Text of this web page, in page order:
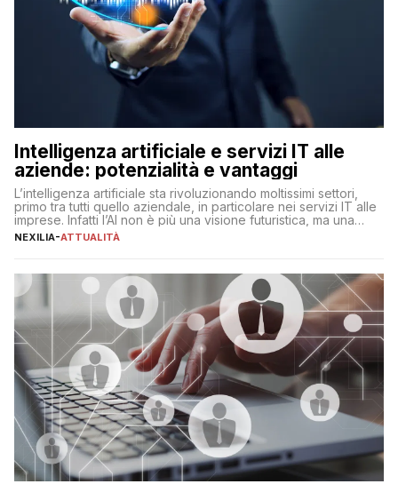
Intelligenza artificiale e servizi IT alle
aziende: potenzialità e vantaggi
L’intelligenza artificiale sta rivoluzionando moltissimi settori,
primo tra tutti quello aziendale, in particolare nei servizi IT alle
imprese. Infatti l’AI non è più una visione futuristica, ma una
realtà operativa che sta portando a un cambio significativo in
operazioni, bensì comporta […]
NEXILIA-ATTUALITÀ